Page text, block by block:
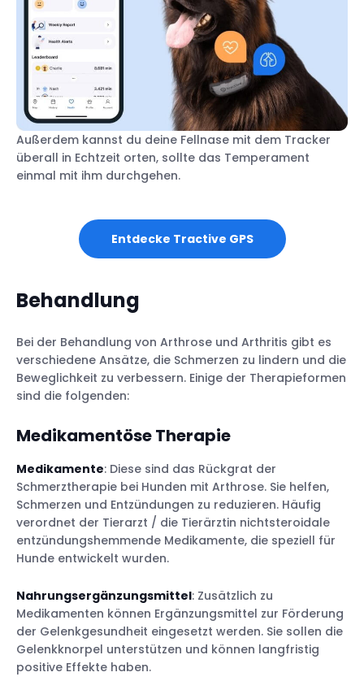
Außerdem kannst du deine Fellnase mit dem Tracker
überall in Echtzeit orten, sollte das Temperament
einmal mit ihm durchgehen.
Entdecke Tractive GPS
Behandlung
Bei der Behandlung von Arthrose und Arthritis gibt es
verschiedene Ansätze, die Schmerzen zu lindern und die
Beweglichkeit zu verbessern. Einige der Therapieformen
sind die folgenden:
Medikamentöse Therapie
Medikamente: Diese sind das Rückgrat der
Schmerztherapie bei Hunden mit Arthrose. Sie helfen,
Schmerzen und Entzündungen zu reduzieren. Häufig
verordnet der Tierarzt / die Tierärztin nichtsteroidale
entzündungshemmende Medikamente, die speziell für
Hunde entwickelt wurden.
Nahrungsergänzungsmittel: Zusätzlich zu
Medikamenten können Ergänzungsmittel zur Förderung
der Gelenkgesundheit eingesetzt werden. Sie sollen die
Gelenkknorpel unterstützen und können langfristig
positive Effekte haben.